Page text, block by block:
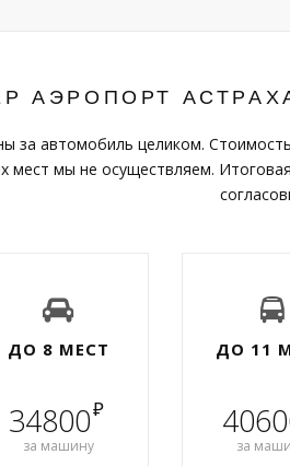
АЭРОПОРТ
за автомобиль целиком.
мест мы не осуществляем.
ДО 8 МЕСТ
34800₽
за машину
ДО 11
за